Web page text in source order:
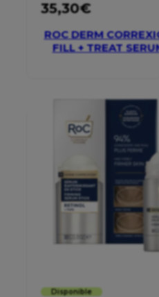
35,30€
ROC DERM
FILL + TREAT
Disponible